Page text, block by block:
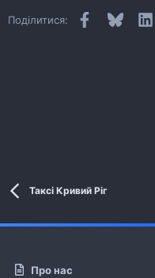
Поділитися: FacebookBluesky
Таксі Кривий Ріг
Про нас